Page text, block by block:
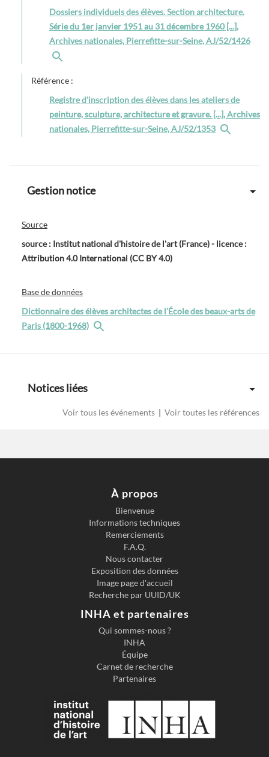
Dossiers individuels des élèves. Section architecture.
Série du 1er janvier 1951 au 31 décembre 1960 [...],
Archives nationales, Pierrefitte-sur-Seine, AJ/52/1426
Référence :
Registre d'inscription des élèves dans les ateliers de
peinture, sculpture, architecture et gravure. [...], Archives
nationales, Pierrefitte-sur-Seine, AJ/52/1353
Gestion notice
Source
source : Institut national d'histoire de l'art (France) - licence :
Attribution 4.0 International (CC BY 4.0)
Base de données
Dictionnaire des élèves architectes de l’École des beaux-arts de
Paris (1800-1968)
Notices liées
Voir tous les événements | Voir toutes les références
À propos
Bienvenue
Informations techniques
Remerciements
F.A.Q.
Nous contacter
Exposition des données
Image page d'accueil
Recherche par UUID/UK
INHA et partenaires
Qui sommes-nous ?
INHA
Équipe
Carnet de recherche
Partenaires